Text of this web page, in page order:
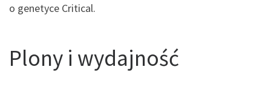
o genetyce Critical.
Plony i wydajność